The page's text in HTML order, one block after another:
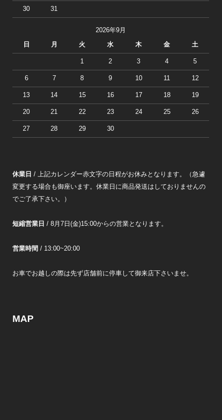
30 31
2026年9月
日 月 火 水 木 金 土
1 2 3 4 5
6 7 8 9 10 11 12
13 14 15 16 17 18 19
20 21 22 23 24 25 26
27 28 29 30
休業日 / 上記カレンダー赤文字の日程がお休みとなります。（急遽
変更する場合も御座います。休業日に商品発送はしておりませんの
でご了承下さい。）
短縮営業日 / 8月7日(金)15:00からの営業となります。
営業時間 / 13:00~20:00
お車でお越しの際は先ず店舗前に停車して御来店下さいませ。
MAP